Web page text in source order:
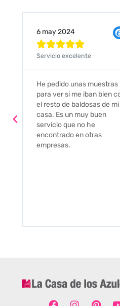
Valeria Comellas

azulejos para el baño. El
envío fue perfecto pero lo
mejor ha sido el
seguimiento que nos han
hecho. Nos guiaron y
aconsejaron para escoger
los azulejos. Lo aconsejo a